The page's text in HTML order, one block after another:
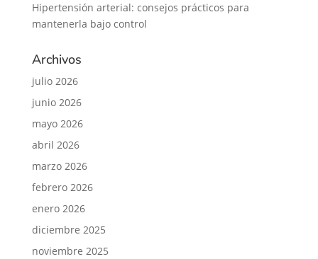
Hipertensión arterial: consejos prácticos para
mantenerla bajo control
Archivos
julio 2026
junio 2026
mayo 2026
abril 2026
marzo 2026
febrero 2026
enero 2026
diciembre 2025
noviembre 2025